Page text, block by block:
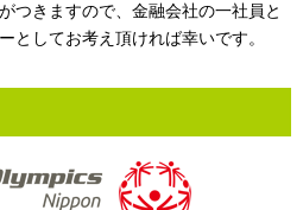
つきますので、金融会社の一社員と
としてお考え頂ければ幸いです。